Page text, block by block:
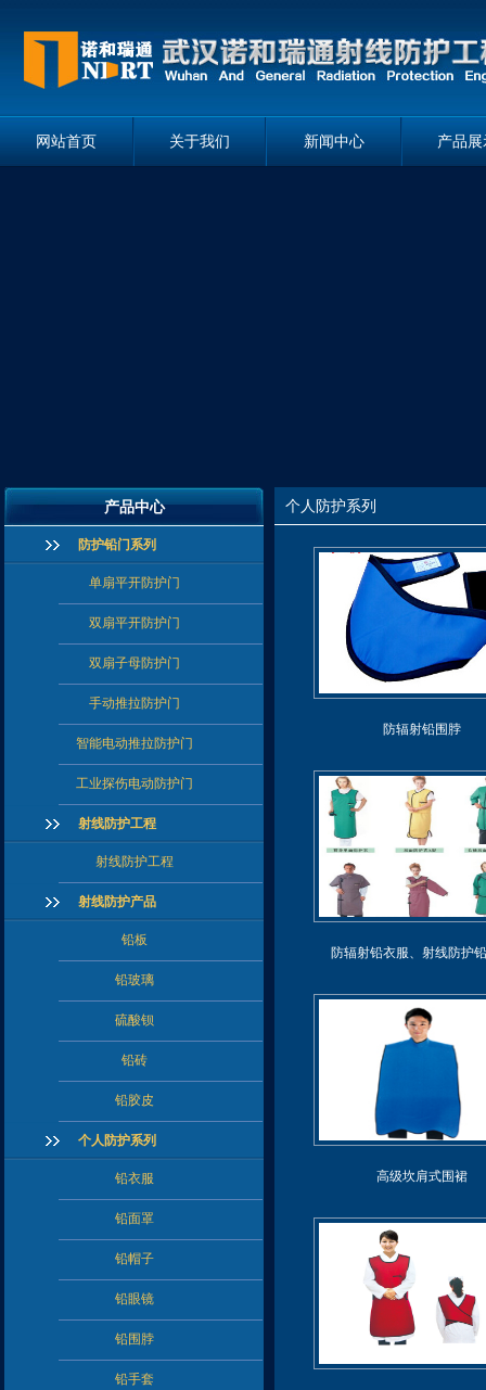
网站首页 关于我们 新闻中心 产品
产品中心
防护铅门系列
单扇平开防护门
双扇平开防护门
双扇子母防护门
手动推拉防护门
智能电动推拉防护门
工业探伤电动防护门
射线防护工程
射线防护工程
射线防护产品
铅板
铅玻璃
硫酸钡
铅砖
铅胶皮
个人防护系列
铅衣服
铅面罩
铅帽子
铅眼镜
铅围脖
铅手套
个人防护系列
防辐射铅围脖
防辐射铅衣服、射线防护
高级坎肩式围裙